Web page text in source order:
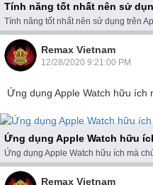
Tính năng tốt nhất nên sử
Tính năng tốt nhất nên sử dụng trên
Remax Vietnam
12/28/2020 9:21:00 PM
Ứng dụng Apple Watch hữu ích
Ứng dụng Apple Watch hữu
Ứng dụng Apple Watch hữu ích mà
Remax Vietnam